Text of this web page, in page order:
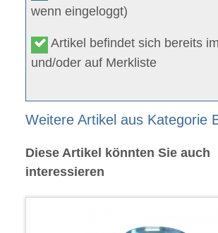
wenn eingeloggt)
Artikel befindet sich bereits
und/oder auf Merkliste
Weitere Artikel aus Kategorie
Diese Artikel könnten Sie auch
interessieren